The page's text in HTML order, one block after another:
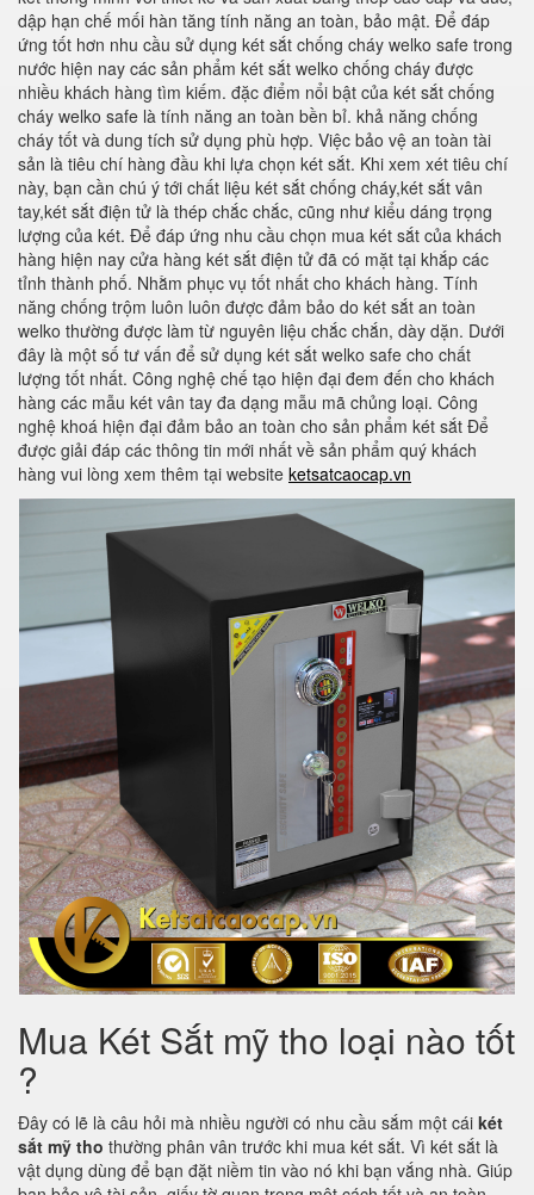
dập hạn chế mối hàn tăng tính năng an toàn, bảo mật. Để đáp
ứng tốt hơn nhu cầu sử dụng két sắt chống cháy welko safe trong
nước hiện nay các sản phẩm két sắt welko chống cháy được
nhiều khách hàng tìm kiếm. đặc điểm nổi bật của két sắt chống
cháy welko safe là tính năng an toàn bền bỉ. khả năng chống
cháy tốt và dung tích sử dụng phù hợp. Việc bảo vệ an toàn tài
sản là tiêu chí hàng đầu khi lựa chọn két sắt. Khi xem xét tiêu chí
này, bạn cần chú ý tới chất liệu két sắt chống cháy,két sắt vân
tay,két sắt điện tử là thép chắc chắc, cũng như kiểu dáng trọng
lượng của két. Để đáp ứng nhu cầu chọn mua két sắt của khách
hàng hiện nay cửa hàng két sắt điện tử đã có mặt tại khắp các
tỉnh thành phố. Nhằm phục vụ tốt nhất cho khách hàng. Tính
năng chống trộm luôn luôn được đảm bảo do két sắt an toàn
welko thường được làm từ nguyên liệu chắc chắn, dày dặn. Dưới
đây là một số tư vấn để sử dụng két sắt welko safe cho chất
lượng tốt nhất. Công nghệ chế tạo hiện đại đem đến cho khách
hàng các mẫu két vân tay đa dạng mẫu mã chủng loại. Công
nghệ khoá hiện đại đảm bảo an toàn cho sản phẩm két sắt Để
được giải đáp các thông tin mới nhất về sản phẩm quý khách
hàng vui lòng xem thêm tại website ketsatcaocap.vn
Mua Két Sắt mỹ tho loại nào tốt
?
Đây có lẽ là câu hỏi mà nhiều người có nhu cầu sắm một cái két
sắt mỹ tho thường phân vân trước khi mua két sắt. Vì két sắt là
vật dụng dùng để bạn đặt niềm tin vào nó khi bạn vắng nhà. Giúp